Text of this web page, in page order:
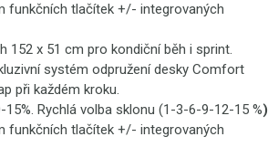
funkčních tlačítek +/- integrovaných
152 x 51 cm pro kondiční běh i sprint.
systém odpružení desky Comfort
při každém kroku.
Rychlá volba sklonu (1-3-6-9-12-15 %)
funkčních tlačítek +/- integrovaných